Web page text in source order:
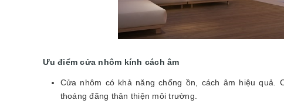
Ưu điểm cửa nhôm kính cách âm
Cửa nhôm có khả năng chống ồn, cách âm hiệu quả.
thoáng đãng thân thiện môi trường.